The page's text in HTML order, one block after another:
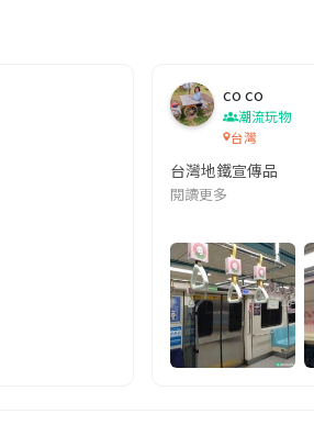
主軸圍繞女主角柳寶娜 —— 表面上是一
co co
潮流玩物
台灣
台灣地鐵宣傳品
閱讀更多